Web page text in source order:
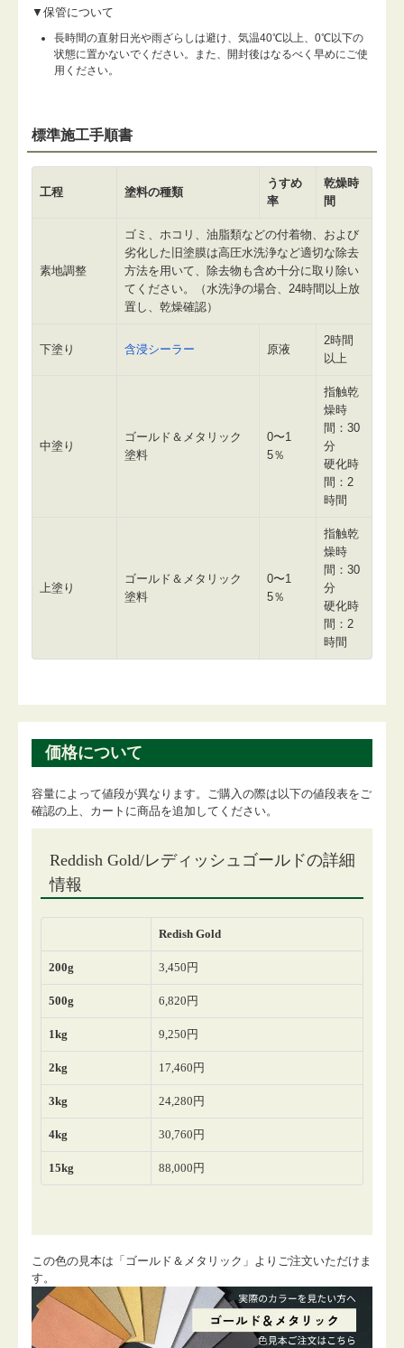
▼保管について
長時間の直射日光や雨ざらしは避け、気温40℃以上、0℃以下の
状態に置かないでください。また、開封後はなるべく早めにご使
用ください。
標準施工手順書
工程 塗料の種類
うすめ
率
乾燥時
間
素地調整
ゴミ、ホコリ、油脂類などの付着物、および
劣化した旧塗膜は高圧水洗浄など適切な除去
方法を用いて、除去物も含め十分に取り除い
てください。（水洗浄の場合、24時間以上放
置し、乾燥確認）
下塗り 含浸シーラー 原液
2時間
以上
中塗り
ゴールド＆メタリック
塗料
0〜1
5％
指触乾
燥時
間：30
分
硬化時
間：2
時間
上塗り
ゴールド＆メタリック
塗料
0〜1
5％
指触乾
燥時
間：30
分
硬化時
間：2
時間
価格について
容量によって値段が異なります。ご購入の際は以下の値段表をご
確認の上、カートに商品を追加してください。
この色の見本は「ゴールド＆メタリック」よりご注文いただけま
す。